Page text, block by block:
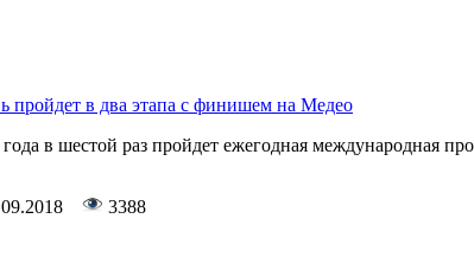
пройдет в два этапа с финишем на Медео
в шестой раз пройдет ежегодная международная
3388